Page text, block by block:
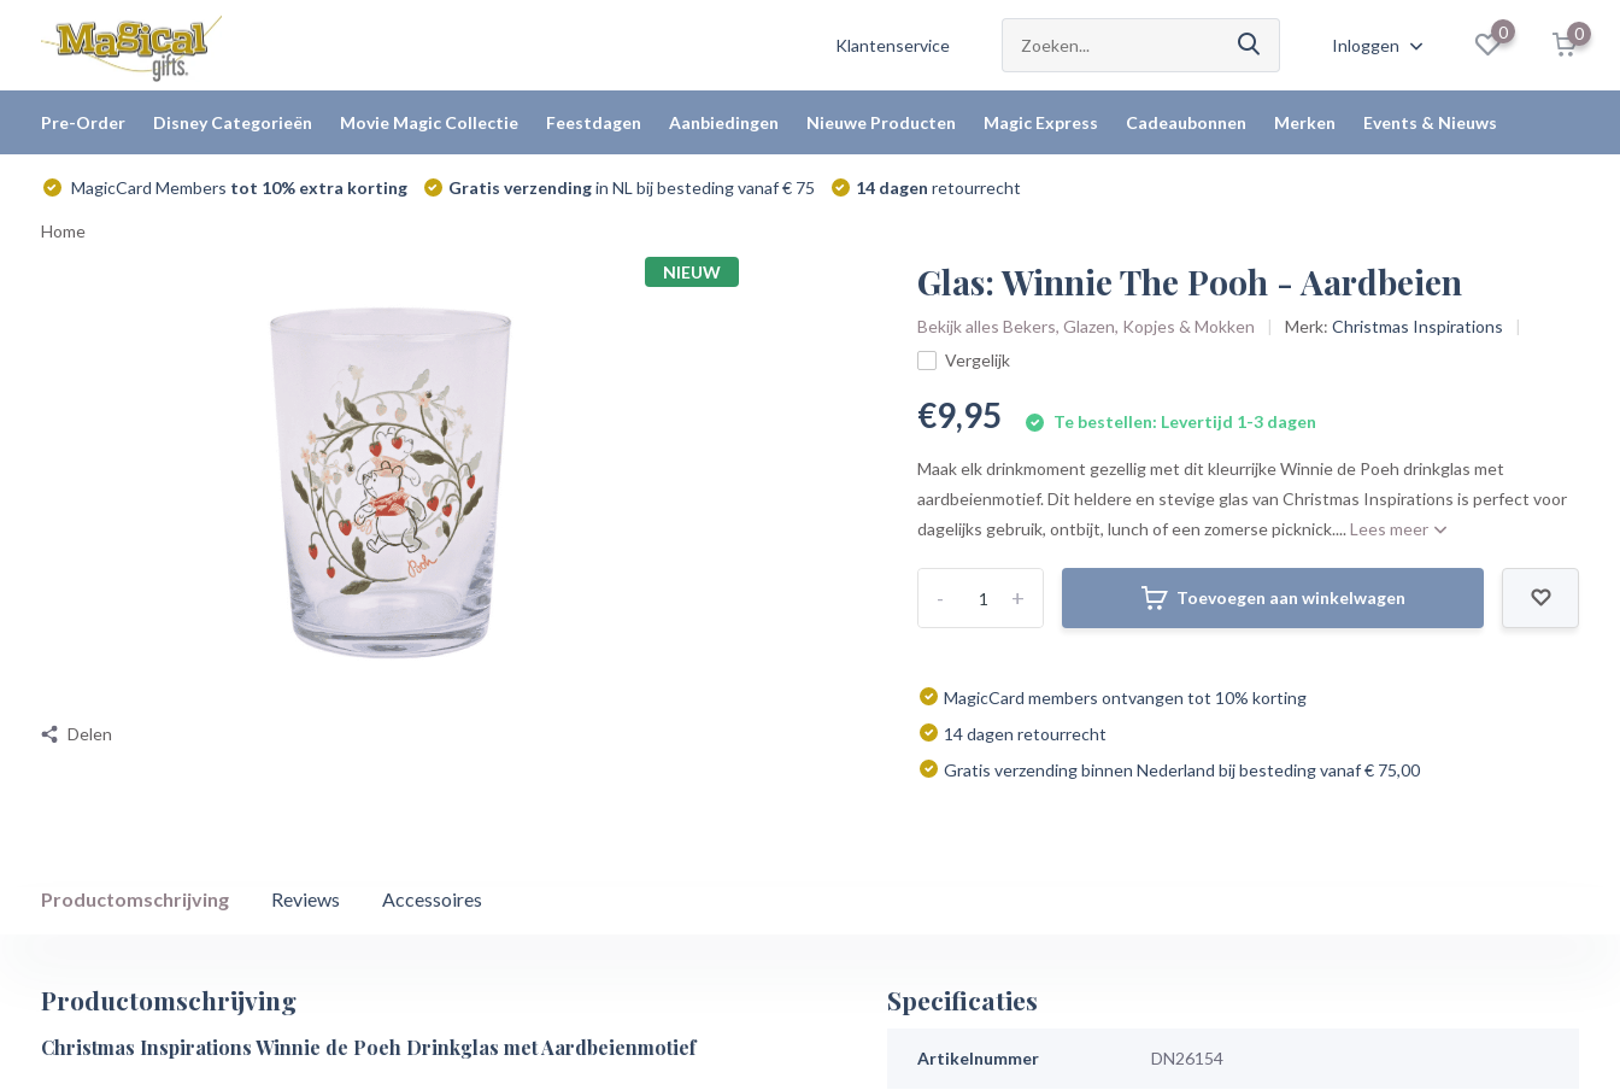
Klantenservice Inloggen
0 0
Pre-Order Disney Categorieën Movie Magic Collectie Feestdagen Aanbiedingen Nieuwe Producten Magic Express Cadeaubonnen Merken Events & Nieuws
MagicCard Members tot 10% extra korting Gratis verzendingin NL bij besteding vanaf € 75 14 dagen retourrecht
Home
NIEUW
Delen
Glas: Winnie The Pooh - Aardbeien
Bekijk alles Bekers, Glazen, Kopjes & Mokken Merk:Christmas Inspirations
Vergelijk
€9,95 Te bestellen: Levertijd 1-3 dagen
Maak elk drinkmoment gezellig met dit kleurrijke Winnie de Poeh drinkglas met
aardbeienmotief. Dit heldere en stevige glas van Christmas Inspirations is perfect voor
dagelijks gebruik, ontbijt, lunch of een zomerse picknick....Lees meer
+
- Toevoegen aan winkelwagen
MagicCard members ontvangen tot 10% korting
14 dagen retourrecht
Gratis verzending binnen Nederland bij besteding vanaf € 75,00
Productomschrijving Reviews Accessoires
Productomschrijving
Christmas Inspirations Winnie de Poeh Drinkglas met Aardbeienmotief
Specificaties
Artikelnummer DN26154